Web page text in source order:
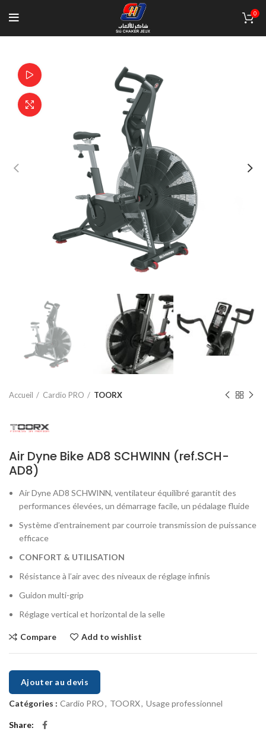
0
Accueil Cardio PRO TOORX
Air Dyne Bike AD8 SCHWINN (ref.SCH-
AD8)
Air Dyne AD8 SCHWINN, ventilateur équilibré garantit des
performances élevées, un démarrage facile, un pédalage fluide
Système d’entrainement par courroie transmission de puissance
efficace
CONFORT & UTILISATION
Résistance à l’air avec des niveaux de réglage infinis
Guidon multi-grip
Réglage vertical et horizontal de la selle
Compare Add to wishlist
Ajouter au devis
Catégories : Cardio PRO, TOORX, Usage professionnel
Share